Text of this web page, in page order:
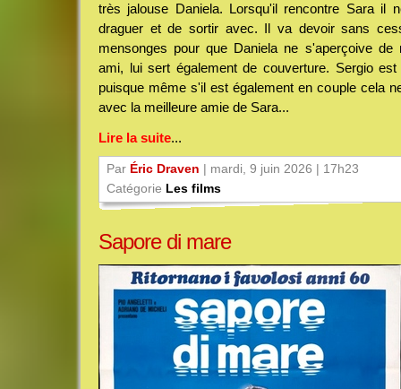
très jalouse Daniela. Lorsqu'il rencontre Sara il
draguer et de sortir avec. Il va devoir sans
mensonges pour que Daniela ne s'aperçoive de
ami, lui sert également de couverture. Sergio
puisque même s'il est également en couple cela
avec la meilleure amie de Sara...
Lire la suite...
Par Éric Draven | mardi, 9 juin 2026 | 17h23
Catégorie Les films
Sapore di mare